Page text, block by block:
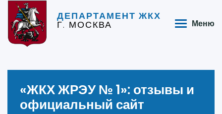
ДЕПАРТАМЕНТ ЖКХ
Г. МОСКВА Меню
«‎ЖКХ ЖРЭУ № 1»‎: отзывы и
официальный сайт